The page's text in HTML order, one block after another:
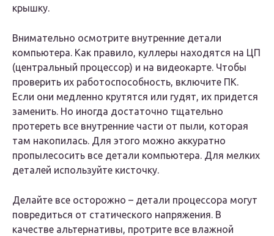
крышку.
Внимательно осмотрите внутренние детали
компьютера. Как правило, куллеры находятся на ЦП
(центральный процессор) и на видеокарте. Чтобы
проверить их работоспособность, включите ПК.
Если они медленно крутятся или гудят, их придется
заменить. Но иногда достаточно тщательно
протереть все внутренние части от пыли, которая
там накопилась. Для этого можно аккуратно
пропылесосить все детали компьютера. Для мелких
деталей используйте кисточку.
Делайте все осторожно – детали процессора могут
повредиться от статического напряжения. В
качестве альтернативы, протрите все влажной